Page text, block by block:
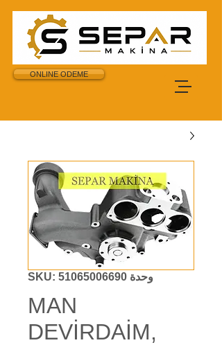
ONLINE ODEME
وحدة SKU: 51065006690
MAN
DEVİRDAİM,